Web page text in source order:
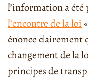
l’information a été
l’encontre de la loi
énonce clairement
changement de la
principes de